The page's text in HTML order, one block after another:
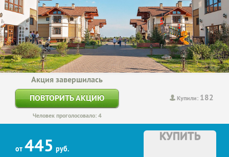
Купили: 182
Акция завершилась
ПОВТОРИТЬ АКЦИЮ
Человек проголосовало: 4
от 445 руб.
КУПИТЬ